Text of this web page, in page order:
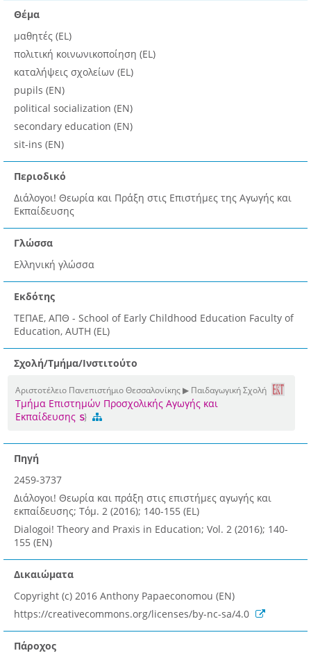
Θέμα
μαθητές (EL)
πολιτική κοινωνικοποίηση (EL)
καταλήψεις σχολείων (EL)
pupils (EN)
political socialization (EN)
secondary education (EN)
sit-ins (EN)
Περιοδικό
Διάλογοι! Θεωρία και Πράξη στις Επιστήμες της Αγωγής και
Εκπαίδευσης
Γλώσσα
Ελληνική γλώσσα
Εκδότης
ΤΕΠΑΕ, ΑΠΘ - School of Early Childhood Education Faculty of
Education, AUTH (EL)
Σχολή/Τμήμα/Ινστιτούτο
Αριστοτέλειο Πανεπιστήμιο Θεσσαλονίκης ▶ Παιδαγωγική Σχολή
Τμήμα Επιστημών Προσχολικής Αγωγής και
Εκπαίδευσης
Πηγή
2459-3737
Διάλογοι! Θεωρία και πράξη στις επιστήμες αγωγής και
εκπαίδευσης; Τόμ. 2 (2016); 140-155 (EL)
Dialogoi! Theory and Praxis in Education; Vol. 2 (2016); 140-
155 (EN)
Δικαιώματα
Copyright (c) 2016 Anthony Papaeconomou (EN)
https://creativecommons.org/licenses/by-nc-sa/4.0
Πάροχος